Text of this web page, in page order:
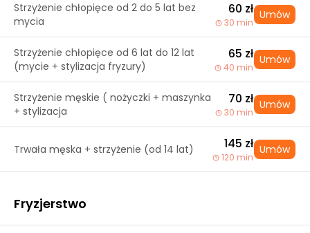
Strzyżenie chłopięce od 2 do 5 lat bez
mycia
60 zł
30 min
Umów
Strzyżenie chłopięce od 6 lat do 12 lat
(mycie + stylizacja fryzury)
65 zł
40 min
Umów
Strzyżenie męskie ( nożyczki + maszynka
+ stylizacja
70 zł
30 min
Umów
Trwała męska + strzyżenie (od 14 lat) 145 zł
120 min
Umów
Fryzjerstwo